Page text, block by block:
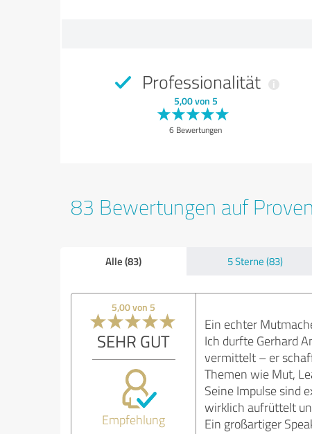
Professionalität
5,00 von 5
6 Bewertungen
83 Bewertungen auf
Alle (83) 5 Sterne (83)
5,00 von 5
SEHR GUT
Empfehlung
Ein echter
Ich durfte Gerhard
vermittelt – er
Themen wie Mut,
Seine Impulse sind
wirklich aufrüttelt
Ein großartiger